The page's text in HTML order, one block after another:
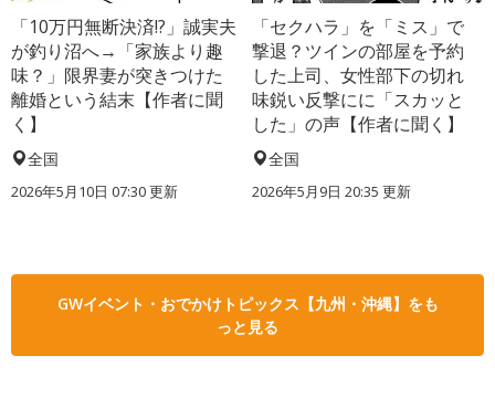
「10万円無断決済!?」誠実夫
が釣り沼へ→「家族より趣
味？」限界妻が突きつけた
離婚という結末【作者に聞
く】
全国
2026年5月10日 07:30 更新
「セクハラ」を「ミス」で
撃退？ツインの部屋を予約
した上司、女性部下の切れ
味鋭い反撃にに「スカッと
した」の声【作者に聞く】
全国
2026年5月9日 20:35 更新
GWイベント・おでかけトピックス【九州・沖縄】をも
っと見る